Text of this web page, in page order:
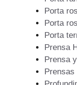
Porta
Porta
Porta
Prensa
Prensa
Prensas